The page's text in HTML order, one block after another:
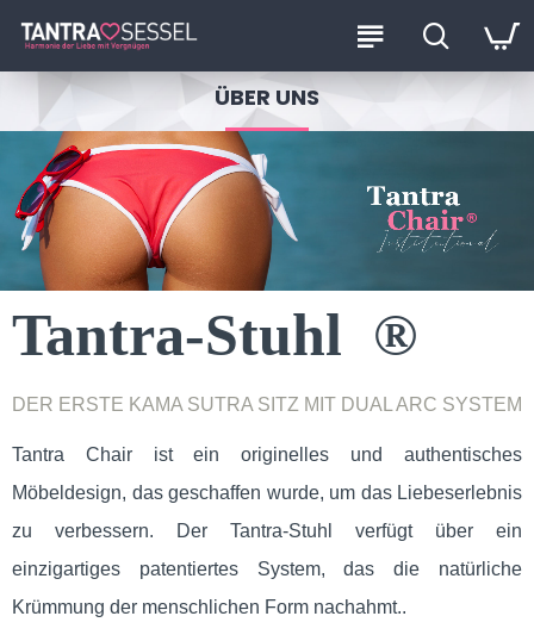
ÜBER UNS
Tantra-Stuhl ®️
DER ERSTE KAMA SUTRA SITZ MIT DUAL ARC SYSTEM
Tantra Chair ist ein originelles und authentisches
Möbeldesign, das geschaffen wurde, um das Liebeserlebnis
zu verbessern. Der Tantra-Stuhl verfügt über ein
einzigartiges patentiertes System, das die natürliche
Krümmung der menschlichen Form nachahmt..